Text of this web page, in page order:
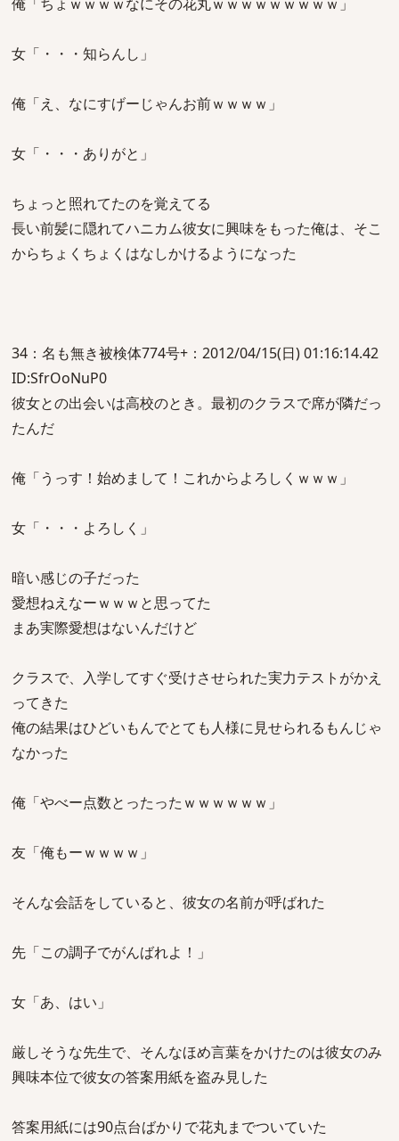
女「・・・知らんし」
俺「え、なにすげーじゃんお前ｗｗｗｗ」
女「・・・ありがと」
ちょっと照れてたのを覚えてる
長い前髪に隠れてハニカム彼女に興味をもった俺は、そこ
からちょくちょくはなしかけるようになった
34：名も無き被検体774号+：2012/04/15(日) 01:16:14.42
ID:SfrOoNuP0
彼女との出会いは高校のとき。最初のクラスで席が隣だっ
たんだ
俺「うっす！始めまして！これからよろしくｗｗｗ」
女「・・・よろしく」
暗い感じの子だった
愛想ねえなーｗｗｗと思ってた
まあ実際愛想はないんだけど
クラスで、入学してすぐ受けさせられた実力テストがかえ
ってきた
俺の結果はひどいもんでとても人様に見せられるもんじゃ
なかった
俺「やべー点数とったったｗｗｗｗｗｗ」
友「俺もーｗｗｗｗ」
そんな会話をしていると、彼女の名前が呼ばれた
先「この調子でがんばれよ！」
女「あ、はい」
厳しそうな先生で、そんなほめ言葉をかけたのは彼女のみ
興味本位で彼女の答案用紙を盗み見した
答案用紙には90点台ばかりで花丸までついていた